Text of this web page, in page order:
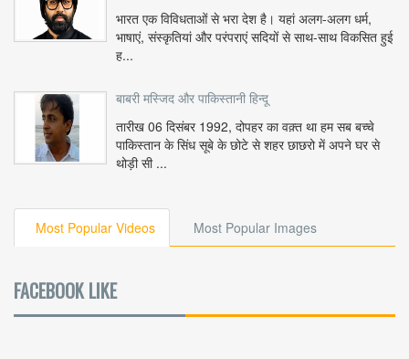
भारत एक विविधताओं से भरा देश है। यहां अलग-अलग धर्म,
भाषाएं, संस्कृतियां और परंपराएं सदियों से साथ-साथ विकसित हुई
ह...
बाबरी मस्जिद और पाकिस्तानी हिन्दू
तारीख 06 दिसंबर 1992, दोपहर का वक़्त था हम सब बच्चे
पाकिस्तान के सिंध सूबे के छोटे से शहर छाछरो में अपने घर से
थोड़ी सी ...
Most Popular Videos Most Popular Images
FACEBOOK LIKE